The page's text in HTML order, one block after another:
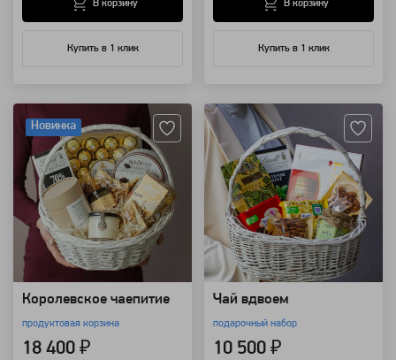
Купить в 1 клик
В корзину
Купить в 1 клик
В корзину
Новинка
Королевское чаепитие
продуктовая корзина
18 400 ₽
Чай вдвоем
подарочный набор
10 500 ₽